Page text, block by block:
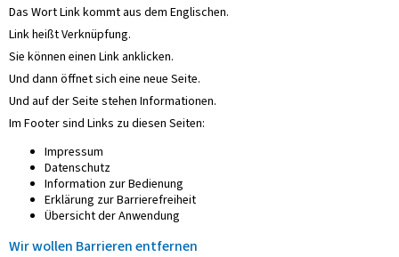
Das Wort Link kommt aus dem Englischen.
Link heißt Verknüpfung.
Sie können einen Link anklicken.
Und dann öffnet sich eine neue Seite.
Und auf der Seite stehen Informationen.
Im Footer sind Links zu diesen Seiten:
Impressum
Datenschutz
Information zur Bedienung
Erklärung zur Barrierefreiheit
Übersicht der Anwendung
Wir wollen Barrieren entfernen